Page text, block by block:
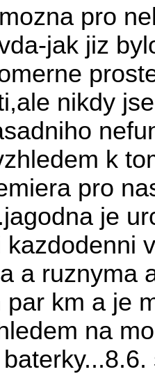
pro
jak jiz
nikdy
k
pro
je
kazdodenni
a ruznyma
par km a je
na